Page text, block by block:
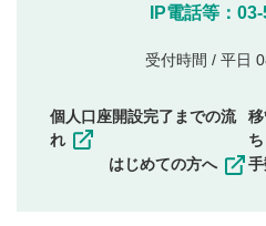
他のサイトへの誘導
他者の権利（商標、
その他当社が不適切と
一度投稿した評価およびコ
IP電話等：
受付時間 / 平日
個人口座開設完了までの流
れ
はじめての方へ